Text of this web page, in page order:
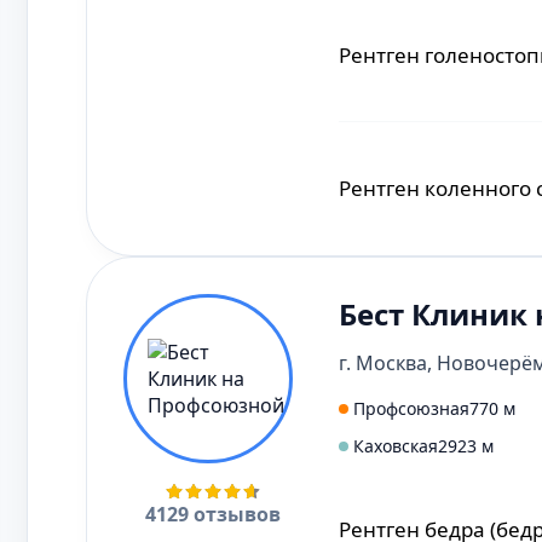
Рентген шейного
Рентген черепа
Рентген пальцев
Рентген коленного
Рентген плечевого
Рентген плечевого
Рентген
Рентген коленного
Рентген органов
Рентген молочных
4129 отзывов
Бест
г. Москва,
Профсоюзная770 м
Каховская2923 м
Рентген бедра